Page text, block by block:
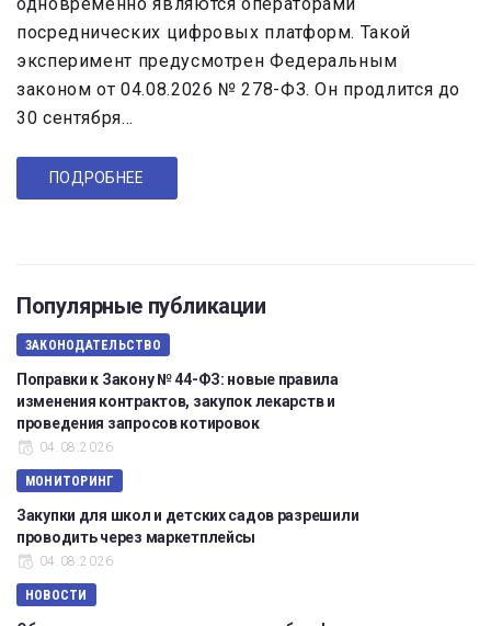
посреднических цифровых платформ. Такой
эксперимент предусмотрен Федеральным
законом от 04.08.2026 № 278-ФЗ. Он продлится до
30 сентября...
ПОДРОБНЕЕ
Популярные публикации
ЗАКОНОДАТЕЛЬСТВО
Поправки к Закону № 44-ФЗ: новые правила
изменения контрактов, закупок лекарств и
проведения запросов котировок
04.08.2026
МОНИТОРИНГ
Закупки для школ и детских садов разрешили
проводить через маркетплейсы
04.08.2026
НОВОСТИ